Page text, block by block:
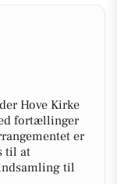
Hove Kirke
fortællinger
er
til at
til